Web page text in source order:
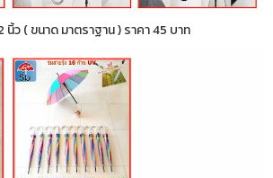
นิ้ว ( ขนาด มาตราฐาน ) ราคา 45 บาท